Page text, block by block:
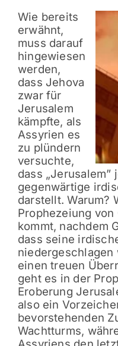
Wie bereits
erwähnt,
muss darauf
hingewiesen
werden,
dass Jehova
zwar für
Jerusalem
kämpfte, als
Assyrien es
zu plündern
versuchte,
dass
gegenwärtige
darstellt. Warum?
Prophezeiung
kommt, nachdem
dass seine
einen treuen
geht es in der
Eroberung
also ein
bevorstehenden
Wachtturms,